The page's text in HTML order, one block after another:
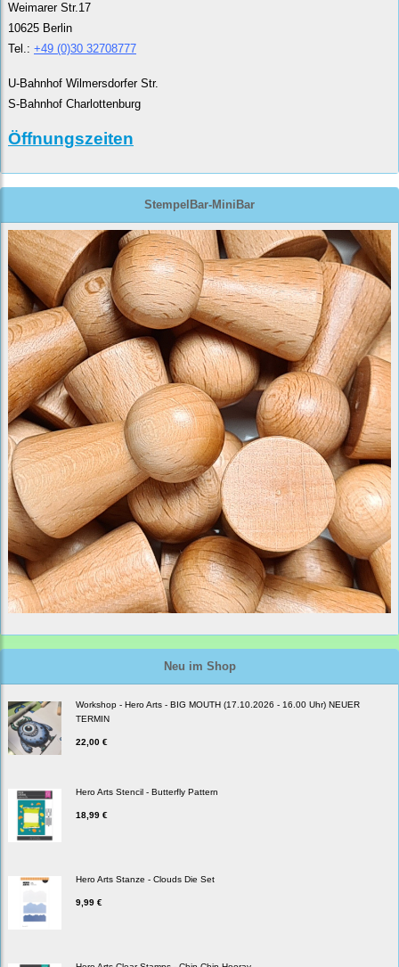
Weimarer Str.17
10625 Berlin
Tel.: +49 (0)30 32708777
U-Bahnhof Wilmersdorfer Str.
S-Bahnhof Charlottenburg
Öffnungszeiten
StempelBar-MiniBar
Neu im Shop
Workshop - Hero Arts - BIG MOUTH (17.10.2026 - 16.00 Uhr) NEUER
TERMIN
22,00 €
Hero Arts Stencil - Butterfly Pattern
18,99 €
Hero Arts Stanze - Clouds Die Set
9,99 €